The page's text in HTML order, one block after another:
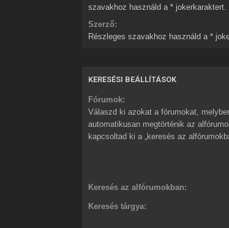
szavakhoz használd a * jokerkaraktert.
Szerző:
Részleges szavakhoz használd a *
KERESÉSI BEÁLLÍTÁSOK
Fórumok:
Válaszd ki azokat a fórumokat,
automatikusan megtörténik az
kapcsoltad ki a „keresés az
Keresés az alfórumokban:
Keresés tárgya: